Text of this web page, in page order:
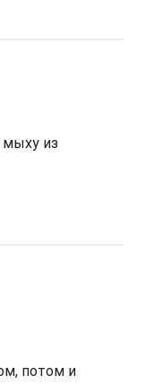
мыху из
потом и